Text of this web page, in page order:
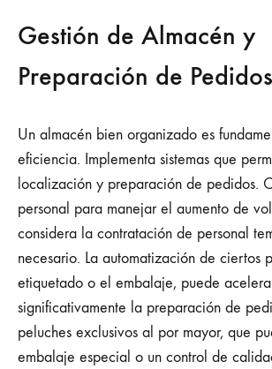
Gestión de Almacén y
Preparación de Pedidos
Un almacén bien organizado es
eficiencia. Implementa sistemas que
localización y preparación de pedidos.
personal para manejar el aumento de
considera la contratación de personal
necesario. La automatización de ciertos
etiquetado o el embalaje, puede
significativamente la preparación de
peluches exclusivos al por mayor, que
embalaje especial o un control de